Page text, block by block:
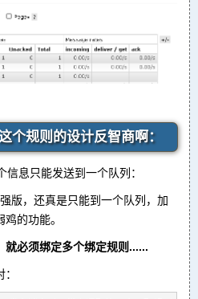
个规则的设计反智商啊：
息只能发送到一个队列：
版，还真是只能到一个队列，加
的功能。
就必须绑定多个绑定规则......